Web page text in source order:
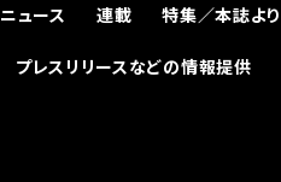
ニュース 連載 特集／本誌より
プレスリリースなどの情報提供